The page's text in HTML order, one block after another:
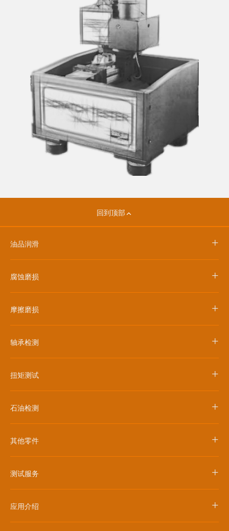
回到顶部
油品润滑 +
腐蚀磨损 +
摩擦磨损 +
轴承检测 +
扭矩测试 +
石油检测 +
其他零件 +
测试服务 +
应用介绍 +